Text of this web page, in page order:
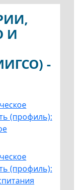
И
-
(профиль):
(профиль):